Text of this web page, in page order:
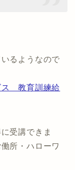
るようなので
ス 教育訓練給
受講できま
所・ハローワ